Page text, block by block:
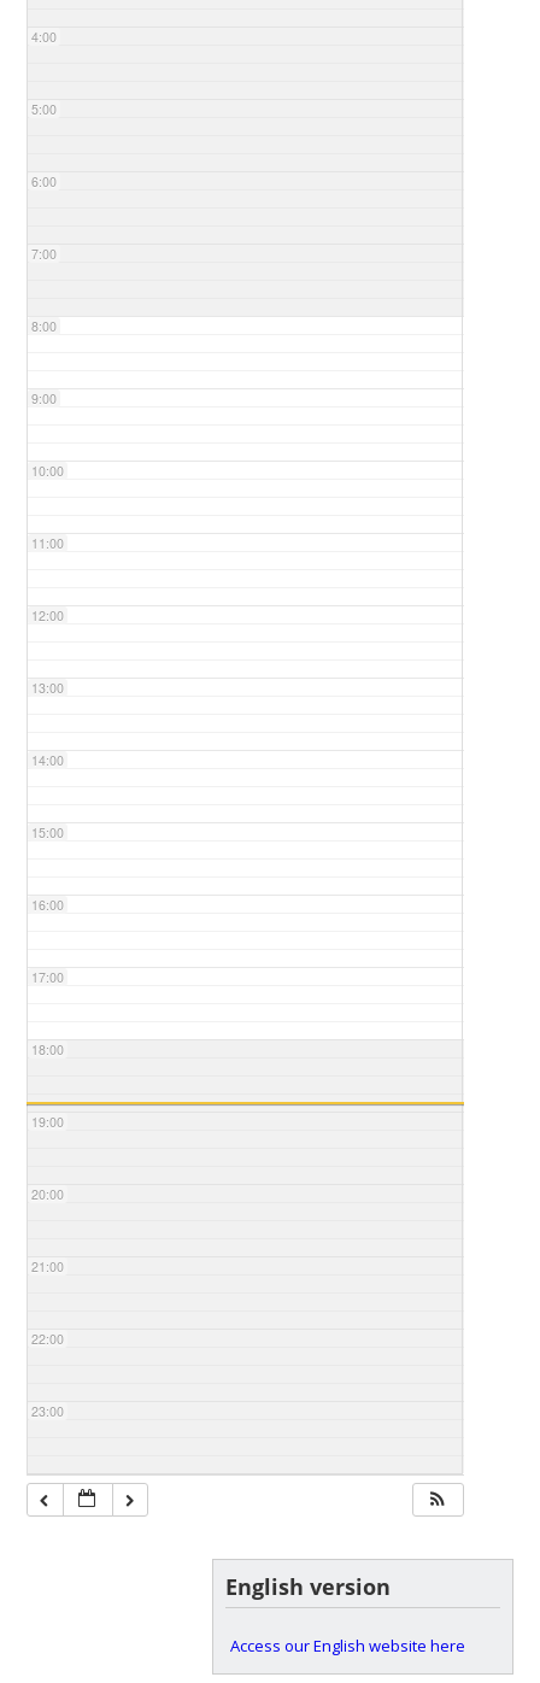
4:00
5:00
6:00
7:00
8:00
9:00
10:00
11:00
12:00
13:00
14:00
15:00
16:00
17:00
18:00
19:00
20:00
21:00
22:00
23:00
English version
Access our English website here